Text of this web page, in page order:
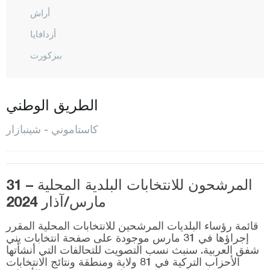
أراش
أزدافايا
ببزكورت
جيدا
ديفريكاني
هانون
إحسان غازي
إينيه بولو
كوريه
المركز
الطريق الوطني
كاستاموني - شينبازار
المرشحون للانتخابات البلدية المحلية – 31
مارس/آذار 2024
قائمة رؤساء البلديات المرشحين للانتخابات المحلية المقرر
إجراؤها في 31 مارس موجودة على صفحة انتخابات يني
شفق العربية. سنبث نسب التصويت للتحالفات التي أنشأتها
الأحزاب التركية في 81 ولاية ومنطقة ونتائج الانتخابات